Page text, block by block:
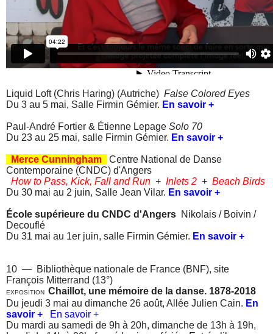
Liquid Loft (Chris Haring) (Autriche) False Colored Eyes
Du 3 au 5 mai, Salle Firmin Gémier. En savoir +
Paul-André Fortier & Étienne Lepage Solo 70
Du 23 au 25 mai, salle Firmin Gémier. En savoir +
Merce Cunningham
Centre National de Danse
Contemporaine (CNDC) d'Angers
How to Pass, Kick, Fall and Run + Inlets 2 + Beach Birds
Du 30 mai au 2 juin, Salle Jean Vilar. En savoir +
École supérieure du CNDC d'Angers Nikolais / Boivin /
Decouflé
Du 31 mai au 1er juin, salle Firmin Gémier. En savoir +
10 — Bibliothèque nationale de France (BNF), site
François Mitterrand (13°)
EXPOSITION Chaillot, une mémoire de la danse. 1878-2018
Du jeudi 3 mai au dimanche 26 août, Allée Julien Cain. En
savoir +
En savoir +
Du mardi au samedi de 9h à 20h, dimanche de 13h à 19h,